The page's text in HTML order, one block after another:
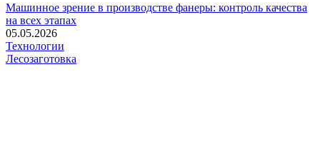
Машинное зрение в производстве фанеры: контроль качества
на всех этапах
05.05.2026
Технологии
Лесозаготовка